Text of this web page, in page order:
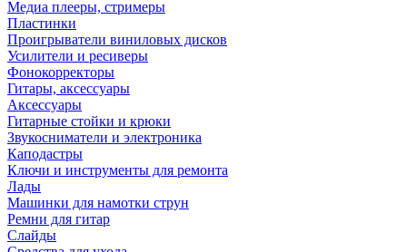
Медиа плееры, стримеры
Пластинки
Проигрыватели виниловых дисков
Усилители и ресиверы
Фонокорректоры
Гитары, аксессуары
Аксессуары
Гитарные стойки и крюки
Звукосниматели и электроника
Каподастры
Ключи и инструменты для ремонта
Лады
Машинки для намотки струн
Ремни для гитар
Слайды